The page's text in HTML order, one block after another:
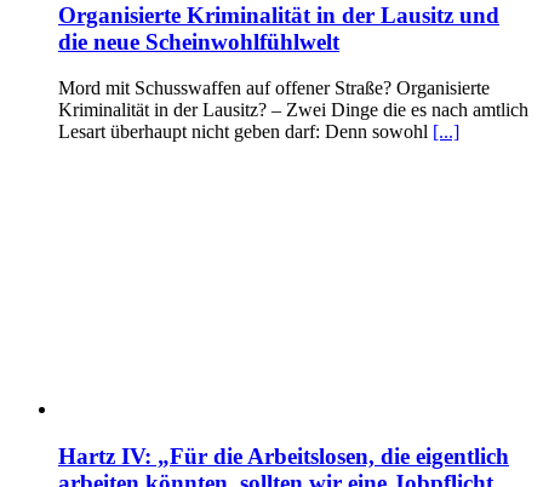
Organisierte Kriminalität in der Lausitz und
die neue Scheinwohlfühlwelt
Mord mit Schusswaffen auf offener Straße? Organisierte
Kriminalität in der Lausitz? – Zwei Dinge die es nach amtlich
Lesart überhaupt nicht geben darf: Denn sowohl [...]
Hartz IV: „Für die Arbeitslosen, die eigentlich